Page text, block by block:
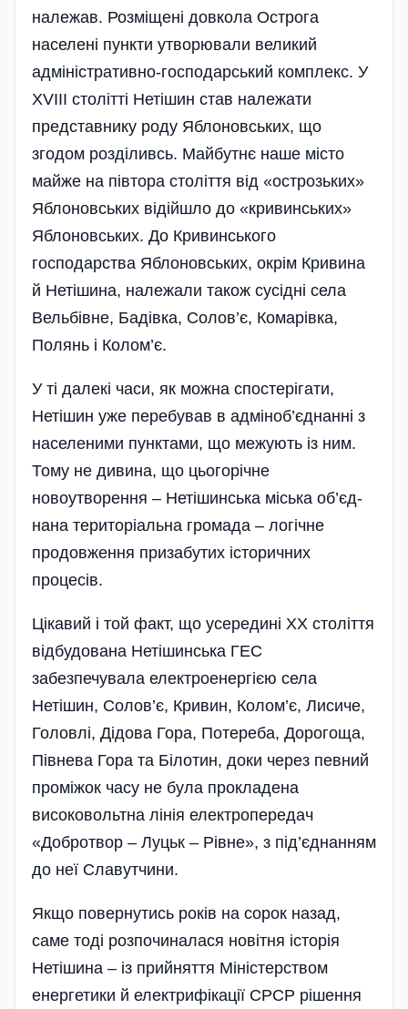
належав. Розміщені довкола Острога
населені пункти утворювали великий
адміністративно-господарський комплекс. У
XVIII столітті Нетішин став належати
представнику роду Яблоновських, що
згодом розділивсь. Майбутнє наше місто
майже на півтора століття від «острозьких»
Яблоновських віді­й­шло до «кривинських»
Яблоновських. До Кривинського
господарства Яблоновських, окрім Кривина
й Нетішина, належали також сусідні села
Вельбівне, Бадівка, Солов’є, Комарівка,
Полянь і Колом’є.
У ті далекі часи, як можна спостерігати,
Нетішин уже перебував в адміноб’єднанні з
населеними пунк­тами, що межують із ним.
Тому не дивина, що цьогорічне
новоутворення – Нетішинська міська об’єд­
нана територіальна громада – логічне
продовження призабутих історичних
процесів.
Цікавий і той факт, що усередині XX століття
відбудована Нетішинська ГЕС
забезпечувала електроенергією села
Нетішин, Солов’є, Кривин, Колом’є, Лисиче,
Головлі, Дідова Гора, Потереба, Дорогоща,
Півнева Гора та Білотин, доки через певний
проміжок часу не була прокладена
високовольтна лінія електропередач
«Добротвор – Луцьк – Рівне», з під’єднанням
до неї Славутчини.
Якщо повернутись років на сорок назад,
саме тоді розпочиналася новітня історія
Нетішина – із прийняття Міністерством
енергетики й електрифікації СРСР рішення